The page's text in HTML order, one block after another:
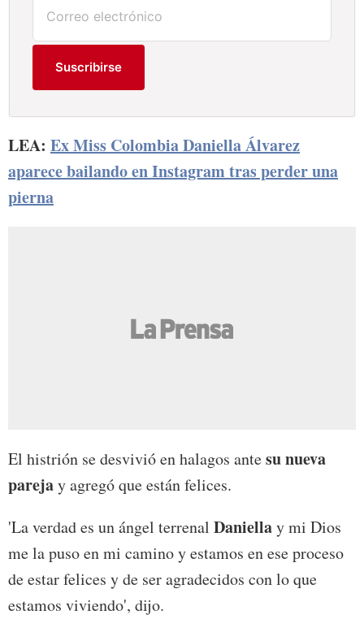
Suscribirse
LEA: Ex Miss Colombia Daniella Álvarez
aparece bailando en Instagram tras perder una
pierna
El histrión se desvivió en halagos antesu nueva
parejay agregó que están felices.
'La verdad es un ángel terrenal Daniellay mi Dios
me la puso en mi camino y estamos en ese proceso
de estar felices y de ser agradecidos con lo que
estamos viviendo', dijo.